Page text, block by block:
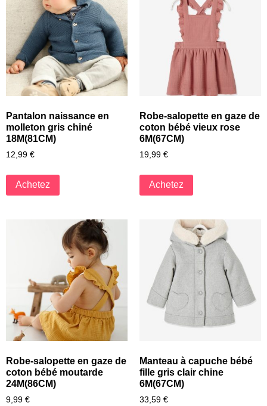
Pantalon naissance en
molleton gris chiné
18M(81CM)
12,99 €
Achetez
Robe-salopette en gaze de
coton bébé vieux rose
6M(67CM)
19,99 €
Achetez
Robe-salopette en gaze de
coton bébé moutarde
24M(86CM)
9,99 €
Manteau à capuche bébé
fille gris clair chine
6M(67CM)
33,59 €